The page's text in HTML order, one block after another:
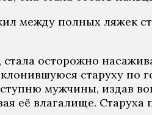
между полных ляжек
осторожно
старуху
мужчины, издав
её влагалище. Старуха